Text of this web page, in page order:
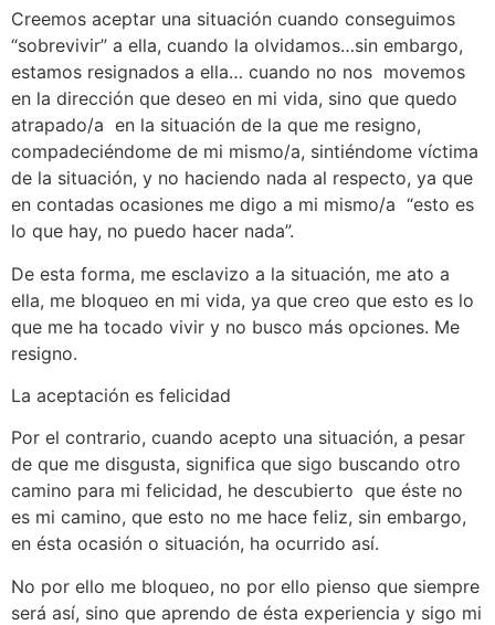
Creemos aceptar una situación cuando conseguimos
“sobrevivir” a ella, cuando la olvidamos…sin embargo,
estamos resignados a ella… cuando no nos movemos
en la dirección que deseo en mi vida, sino que quedo
atrapado/a en la situación de la que me resigno,
compadeciéndome de mi mismo/a, sintiéndome víctima
de la situación, y no haciendo nada al respecto, ya que
en contadas ocasiones me digo a mi mismo/a “esto es
lo que hay, no puedo hacer nada”.
De esta forma, me esclavizo a la situación, me ato a
ella, me bloqueo en mi vida, ya que creo que esto es lo
que me ha tocado vivir y no busco más opciones. Me
resigno.
La aceptación es felicidad
Por el contrario, cuando acepto una situación, a pesar
de que me disgusta, significa que sigo buscando otro
camino para mi felicidad, he descubierto que éste no
es mi camino, que esto no me hace feliz, sin embargo,
en ésta ocasión o situación, ha ocurrido así.
No por ello me bloqueo, no por ello pienso que siempre
será así, sino que aprendo de ésta experiencia y sigo mi